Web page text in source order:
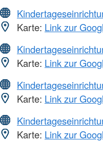
Karte: Link zur
Karte: Link zur
Karte: Link zur
Karte: Link zur